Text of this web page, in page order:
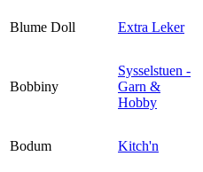
Blume Doll Extra Leker
Bobbiny
Sysselstuen -
Garn &
Hobby
Bodum Kitch'n